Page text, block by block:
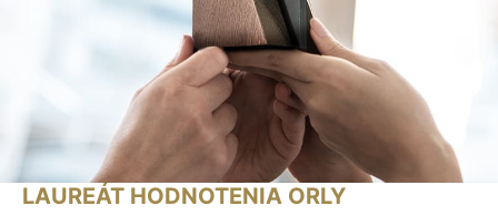
LAUREÁT HODNOTENIA ORLY